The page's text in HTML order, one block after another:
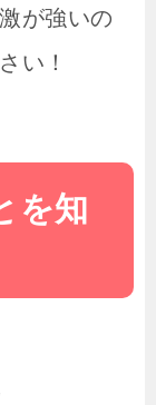
が強いの
い！
を知